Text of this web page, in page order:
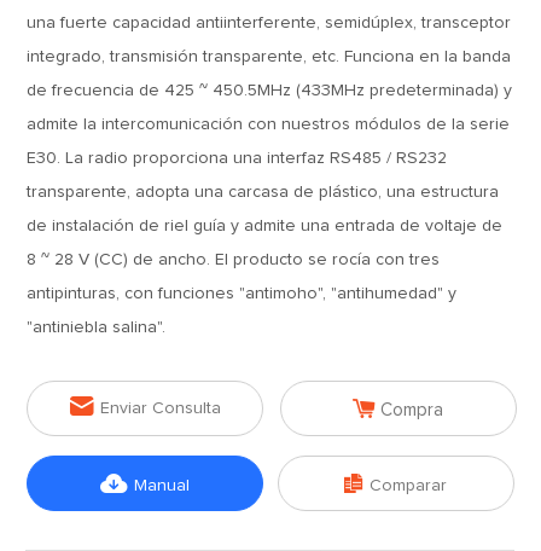
una fuerte capacidad antiinterferente, semidúplex, transceptor
integrado, transmisión transparente, etc. Funciona en la banda
de frecuencia de 425 ~ 450.5MHz (433MHz predeterminada) y
admite la intercomunicación con nuestros módulos de la serie
E30. La radio proporciona una interfaz RS485 / RS232
transparente, adopta una carcasa de plástico, una estructura
de instalación de riel guía y admite una entrada de voltaje de
8 ~ 28 V (CC) de ancho. El producto se rocía con tres
antipinturas, con funciones "antimoho", "antihumedad" y
"antiniebla salina".
 Enviar Consulta  Compra
 Manual  Comparar